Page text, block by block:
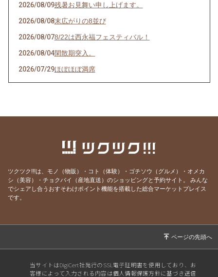
2026/08/09残暑お見舞い申し上げます。
2026/08/08末広がりの8並び
2026/08/078/22は西永福フェスティバル！
2026/08/04閑散期突入。
2026/07/29ほぼほぼ満席
2026/07/28その日のために頑張れる。
2026/07/23うなぎを食べてエネルギーチャージ！
サッカーワールドカップ 決勝戦 観戦会 開
2026/07/18 生きて行けるかしら。
2026/07/17 ご要望にお応えして。
2026/07/13神のお告げ
2026/07/06 かつお絶好調！
ツクツク!!!は、モノ（物販）・コト（体験）・ゴチソウ（グルメ）・オメカ
シ（美容）・チョクバイ（産地直送）のショッピングと予約サイト。
みんな
でシェアし合うおすそわけポイント機能を搭載した総合マーケットプレイス
です。
当サイトはDigiCert社発行のSSL電子証明書を使用しており、お
客様によって入力される内容は個人情報保護方針に基づき送信